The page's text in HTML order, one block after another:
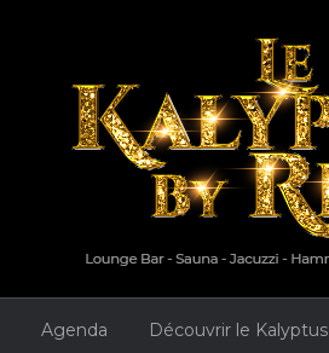
Agenda Découvrir le Kalyptus